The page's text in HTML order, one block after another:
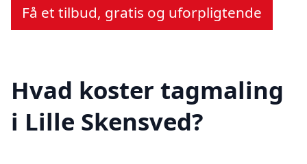
Få et tilbud, gratis og uforpligtende
Hvad koster tagmaling
i Lille Skensved?